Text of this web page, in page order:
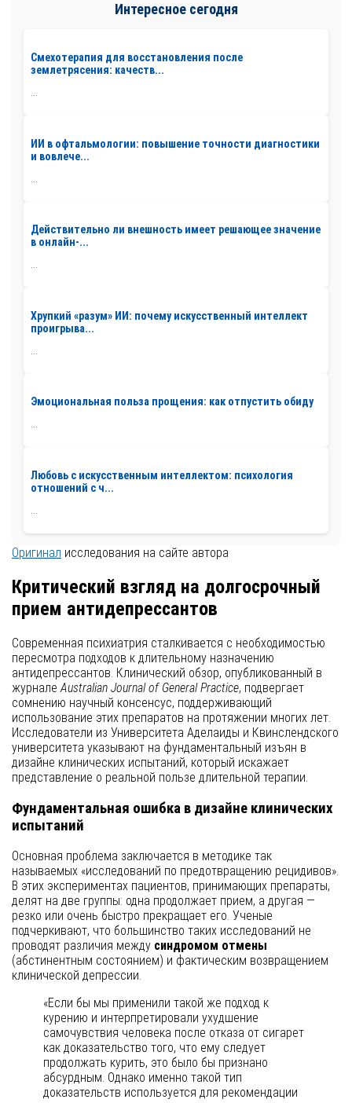
Интересное сегодня
Смехотерапия для восстановления после
землетрясения: качеств...
ИИ в офтальмологии: повышение точности диагностики
и вовлече...
Действительно ли внешность имеет решающее значение
в онлайн-...
...
Хрупкий «разум» ИИ: почему искусственный интеллект
проигрыва...
Эмоциональная польза прощения: как отпустить обиду
...
Любовь с искусственным интеллектом: психология
отношений с ч...
Оригинал исследования на сайте автора
Критический взгляд на долгосрочный
прием антидепрессантов
Современная психиатрия сталкивается с необходимостью
пересмотра подходов к длительному назначению
антидепрессантов. Клинический обзор, опубликованный в
журнале Australian Journal of General Practice, подвергает
сомнению научный консенсус, поддерживающий
использование этих препаратов на протяжении многих лет.
Исследователи из Университета Аделаиды и Квинслендского
университета указывают на фундаментальный изъян в
дизайне клинических испытаний, который искажает
представление о реальной пользе длительной терапии.
Фундаментальная ошибка в дизайне клинических
испытаний
Основная проблема заключается в методике так
называемых «исследований по предотвращению рецидивов».
В этих экспериментах пациентов, принимающих препараты,
делят на две группы: одна продолжает прием, а другая —
резко или очень быстро прекращает его. Ученые
подчеркивают, что большинство таких исследований не
проводят различия между синдромом отмены
(абстинентным состоянием) и фактическим возвращением
клинической депрессии.
«Если бы мы применили такой же подход к
курению и интерпретировали ухудшение
самочувствия человека после отказа от сигарет
как доказательство того, что ему следует
продолжать курить, это было бы признано
абсурдным. Однако именно такой тип
доказательств используется для рекомендации